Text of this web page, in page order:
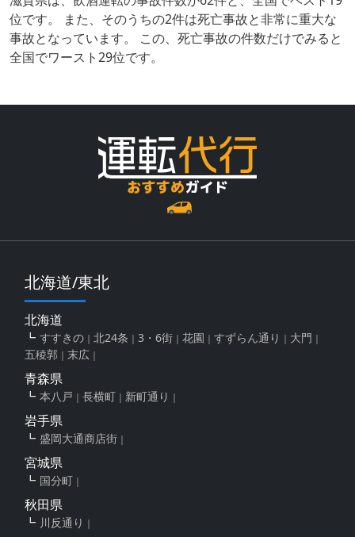
位です。 また、そのうちの2件は死亡事故と非常に重大な
事故となっています。 この、死亡事故の件数だけでみると
全国でワースト29位です。
北海道/東北
北海道
すすきの 北24条 3・6街 花園 すずらん通り
大門
五稜郭
末広
青森県
本八戸 長横町 新町通り
岩手県
盛岡大通商店街
宮城県
国分町
秋田県
川反通り